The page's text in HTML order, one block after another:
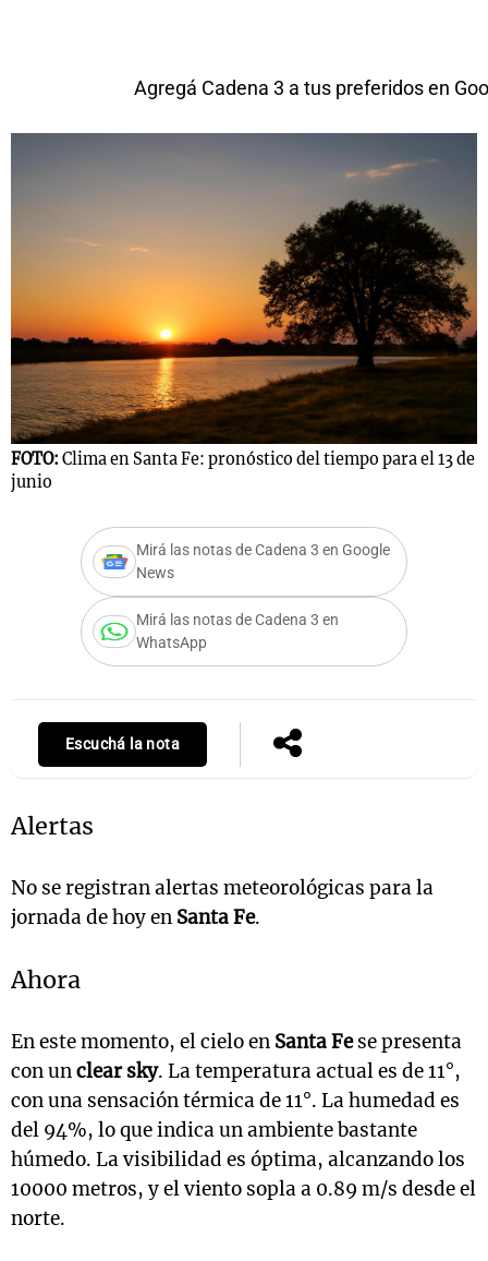
Agregá Cadena 3 a tus preferidos en
FOTO: Clima en Santa Fe: pronóstico del tiempo para el 13 de
junio
Mirá las notas de Cadena 3 en Google
News
Mirá las notas de Cadena 3 en
WhatsApp
Escuchá la nota
Alertas
No se registran alertas meteorológicas para la
jornada de hoy en Santa Fe.
Ahora
En este momento, el cielo en Santa Fese presenta
con unclear sky. La temperatura actual es de 11°,
con una sensación térmica de 11°. La humedad es
del 94%, lo que indica un ambiente bastante
húmedo. La visibilidad es óptima, alcanzando los
10000 metros, y el viento sopla a 0.89 m/s desde el
norte.